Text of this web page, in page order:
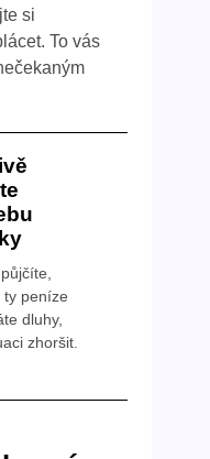
si
To vás
ty peníze
dluhy,
zhoršit.